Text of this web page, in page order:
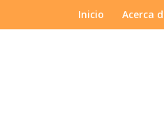
Inicio Acerca